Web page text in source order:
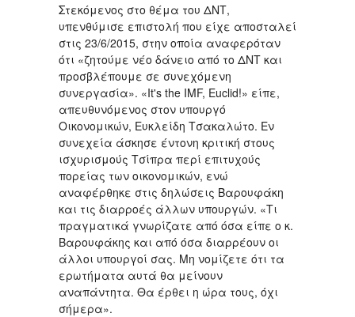
Στεκόμενος στο θέμα του ΔΝΤ,
υπενθύμισε επιστολή που είχε αποσταλεί
στις 23/6/2015, στην οποία αναφερόταν
ότι «ζητούμε νέο δάνειο από το ΔΝΤ και
προσβλέπουμε σε συνεχόμενη
συνεργασία». «It's the IMF, Euclid!» είπε,
απευθυνόμενος στον υπουργό
Οικονομικών, Ευκλείδη Τσακαλώτο. Εν
συνεχεία άσκησε έντονη κριτική στους
ισχυρισμούς Τσίπρα περί επιτυχούς
πορείας των οικονομικών, ενώ
αναφέρθηκε στις δηλώσεις Βαρουφάκη
και τις διαρροές άλλων υπουργών. «Τι
πραγματικά γνωρίζατε από όσα είπε ο κ.
Βαρουφάκης και από όσα διαρρέουν οι
άλλοι υπουργοί σας. Μη νομίζετε ότι τα
ερωτήματα αυτά θα μείνουν
αναπάντητα. Θα έρθει η ώρα τους, όχι
σήμερα».